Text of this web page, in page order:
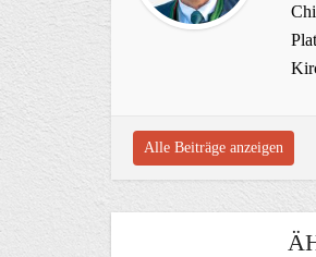
Alle Beiträge anzeigen